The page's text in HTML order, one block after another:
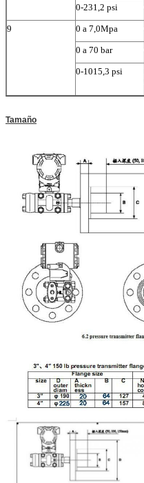
0-231,2 psi
9 0 a 7,0Mpa
0 a 70 bar
0-1015,3 psi
Tamaño